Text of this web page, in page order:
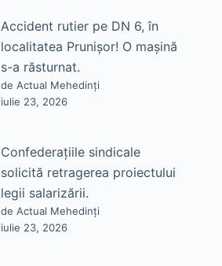
Accident rutier pe DN 6, în
localitatea Prunișor! O mașină
s-a răsturnat.
de Actual Mehedinți
iulie 23, 2026
Confederațiile sindicale
solicită retragerea proiectului
legii salarizării.
de Actual Mehedinți
iulie 23, 2026